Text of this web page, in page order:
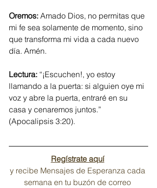
Oremos: Amado Dios, no permitas que
mi fe sea solamente de momento, sino
que transforma mi vida a cada nuevo
día. Amén.
Lectura: “¡Escuchen!, yo estoy
llamando a la puerta: si alguien oye mi
voz y abre la puerta, entraré en su
casa y cenaremos juntos.”
(Apocalipsis 3:20).
Regístrate aquí
y recibe Mensajes de Esperanza cada
semana en tu buzón de correo